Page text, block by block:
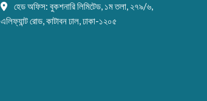
হেড অফিস: বুকশনারি লিমিটেড, ১ম তলা, ২৭৯/৬,
এলিফ্যান্ট রোড, কাটাবন ঢাল, ঢাকা-১২০৫